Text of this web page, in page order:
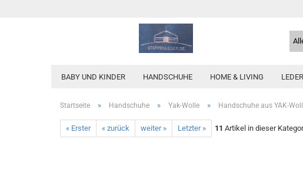
BABY UND KINDER HANDSCHUHE HOME & LIVING LEDER
Startseite » Handschuhe » Yak-Wolle » Handschuhe aus YAK-
« Erster « zurück weiter » Letzter » 11 Artikel in dieser